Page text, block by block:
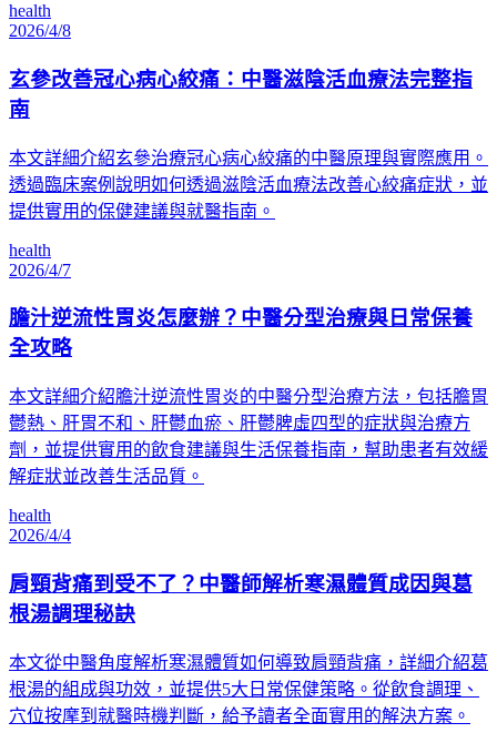
health
2026/4/8
玄參改善冠心病心絞痛：中醫滋陰活血療法完整指
南
本文詳細介紹玄參治療冠心病心絞痛的中醫原理與實際應用。
透過臨床案例說明如何透過滋陰活血療法改善心絞痛症狀，並
提供實用的保健建議與就醫指南。
health
2026/4/7
膽汁逆流性胃炎怎麼辦？中醫分型治療與日常保養
全攻略
本文詳細介紹膽汁逆流性胃炎的中醫分型治療方法，包括膽胃
鬱熱、肝胃不和、肝鬱血瘀、肝鬱脾虛四型的症狀與治療方
劑，並提供實用的飲食建議與生活保養指南，幫助患者有效緩
解症狀並改善生活品質。
health
2026/4/4
肩頸背痛到受不了？中醫師解析寒濕體質成因與葛
根湯調理秘訣
本文從中醫角度解析寒濕體質如何導致肩頸背痛，詳細介紹葛
根湯的組成與功效，並提供5大日常保健策略。從飲食調理、
穴位按摩到就醫時機判斷，給予讀者全面實用的解決方案。